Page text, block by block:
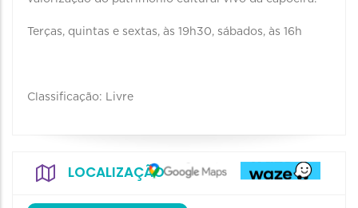
Terças, quintas e sextas, às 19h30, sábados, às 16h
Classificação: Livre
LOCALIZAÇÃO